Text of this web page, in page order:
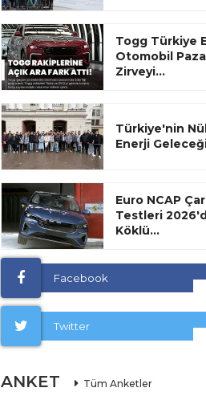
Togg Türkiye
Otomobil
Zirveyi...
Türkiye'nin
Enerji
Euro NCAP
Testleri
Köklü...
Facebook
Twitter
ANKET Tüm Anketler